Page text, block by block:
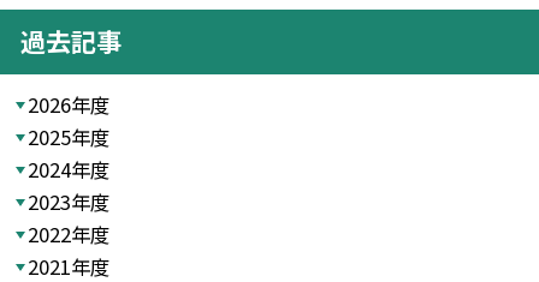
過去記事
2026年度
2025年度
2024年度
2023年度
2022年度
2021年度